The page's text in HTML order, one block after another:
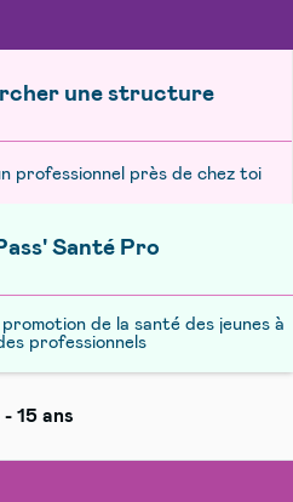
une structure
professionnel près de chez toi
Santé Pro
de la santé des jeunes à
professionnels
- 15 ans